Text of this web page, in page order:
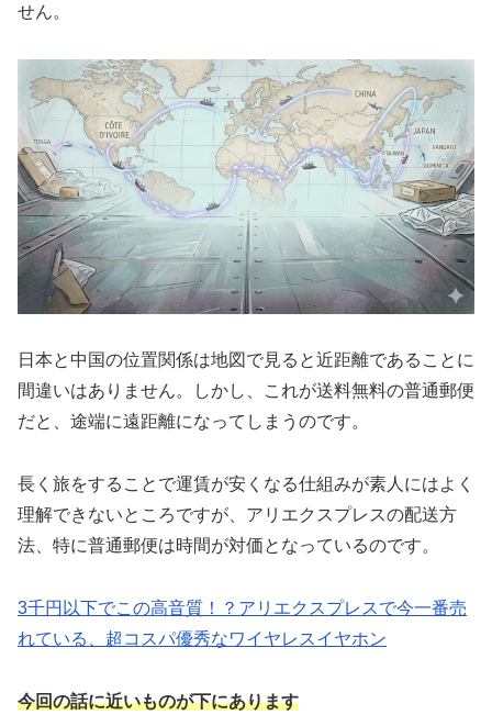
せん。
日本と中国の位置関係は地図で見ると近距離であることに
間違いはありません。しかし、これが送料無料の普通郵便
だと、途端に遠距離になってしまうのです。
長く旅をすることで運賃が安くなる仕組みが素人にはよく
理解できないところですが、アリエクスプレスの配送方
法、特に普通郵便は時間が対価となっているのです。
3千円以下でこの高音質！？アリエクスプレスで今一番売
れている、超コスパ優秀なワイヤレスイヤホン
今回の話に近いものが下にあります